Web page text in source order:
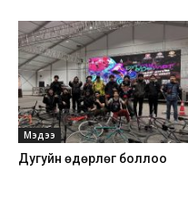
Мэдээ
Дугуйн өдөрлөг боллоо